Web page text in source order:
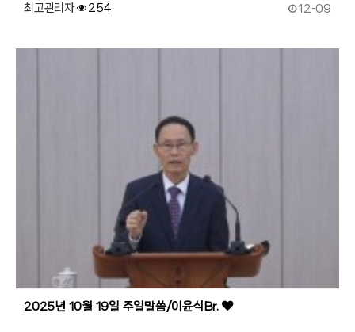
최고관리자 12-09
254
182
2025년 10월 19일 주일말씀/이윤식Br.
작성자
조회